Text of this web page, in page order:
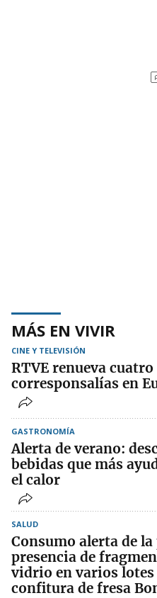
MÁS EN VIVIR
CINE Y TELEVISIÓN
RTVE renueva cuatro
corresponsalías en
GASTRONOMÍA
Alerta de verano:
bebidas que más
el calor
SALUD
Consumo alerta de
presencia de
vidrio en varios lotes
confitura de fresa